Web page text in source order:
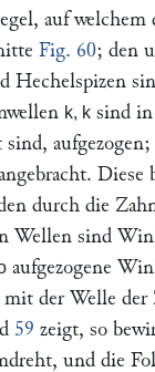
auf
Fig. 60; den
Hechelspizen
k, k sind in
sind,
Diese
durch die
Wellen sind
aufgezogene
mit der Welle der
59 zeigt, so
und die